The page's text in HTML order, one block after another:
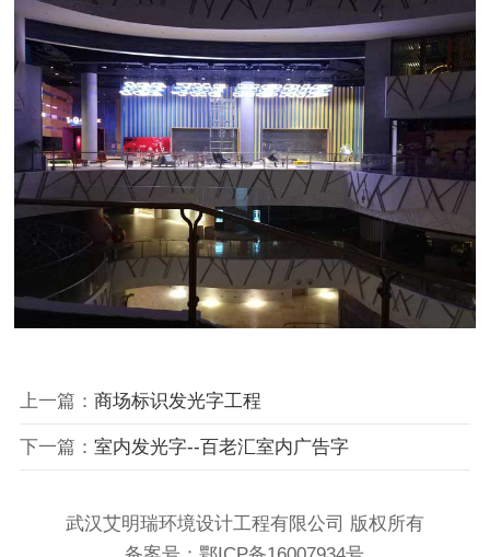
上一篇： 商场标识发光字工程
下一篇： 室内发光字--百老汇室内广告字
武汉艾明瑞环境设计工程有限公司 版权所有